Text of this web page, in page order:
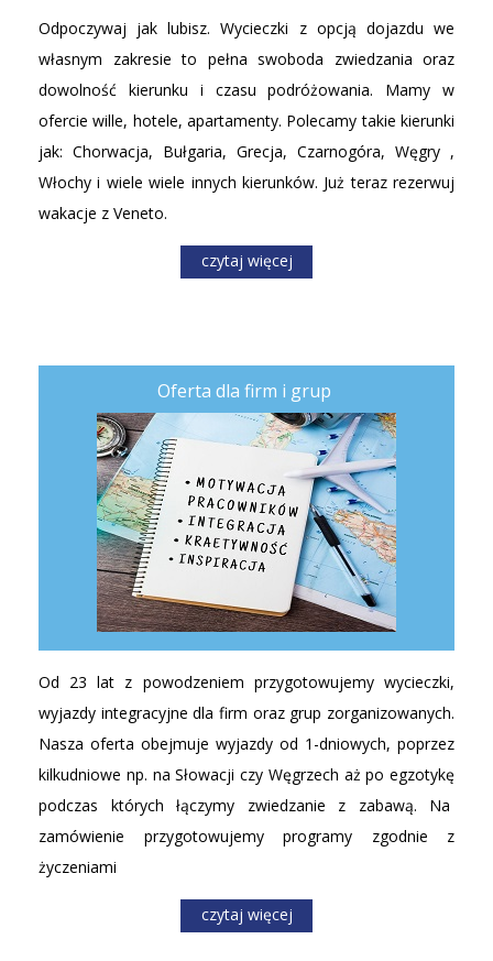
Odpoczywaj jak lubisz. Wycieczki z opcją dojazdu we
własnym zakresie to pełna swoboda zwiedzania oraz
dowolność kierunku i czasu podróżowania. Mamy w
ofercie wille, hotele, apartamenty. Polecamy takie kierunki
jak: Chorwacja, Bułgaria, Grecja, Czarnogóra, Węgry ,
Włochy i wiele wiele innych kierunków. Już teraz rezerwuj
wakacje z Veneto.
czytaj więcej
Oferta dla firm i grup
Od 23 lat z powodzeniem przygotowujemy wycieczki,
wyjazdy integracyjne dla firm oraz grup zorganizowanych.
Nasza oferta obejmuje wyjazdy od 1-dniowych, poprzez
kilkudniowe np. na Słowacji czy Węgrzech aż po egzotykę
podczas których łączymy zwiedzanie z zabawą. Na
zamówienie przygotowujemy programy zgodnie z
życzeniami
czytaj więcej